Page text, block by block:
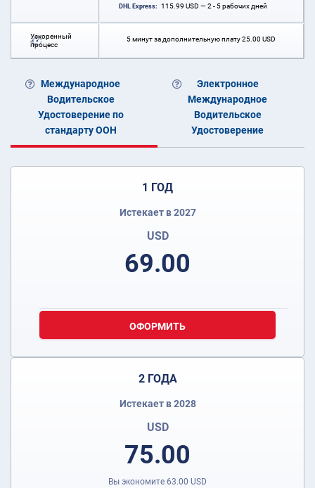
DHL Express: 115.99 USD — 2 - 5 рабочих дней
Ускоренный
процесс
5 минут за дополнительную плату25.00 USD
Международное
Водительское
Удостоверение по
стандарту ООН
Электронное
Международное
Водительское
Удостоверение
1 ГОД
Истекает в 2027
USD
69.00
ОФОРМИТЬ
2 ГОДА
Истекает в 2028
USD
75.00
Вы экономите 63.00 USD